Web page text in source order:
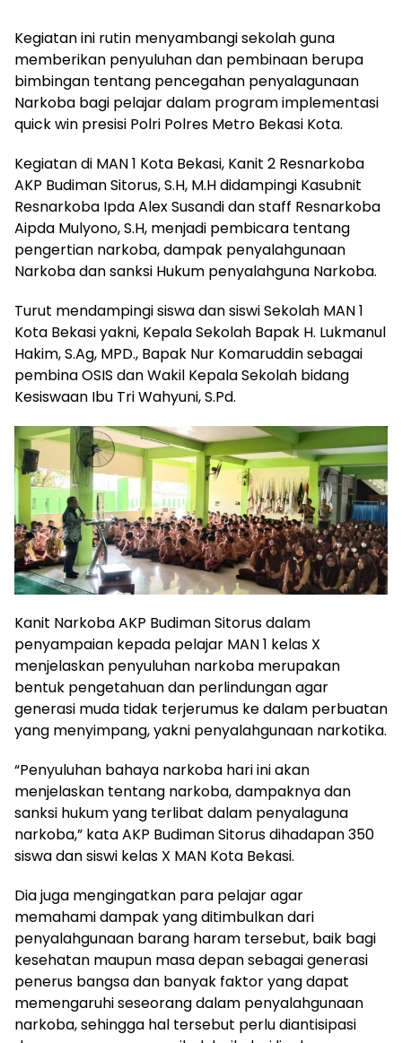
Kegiatan ini rutin menyambangi sekolah guna
memberikan penyuluhan dan pembinaan berupa
bimbingan tentang pencegahan penyalagunaan
Narkoba bagi pelajar dalam program implementasi
quick win presisi Polri Polres Metro Bekasi Kota.
Kegiatan di MAN 1 Kota Bekasi, Kanit 2 Resnarkoba
AKP Budiman Sitorus, S.H, M.H didampingi Kasubnit
Resnarkoba Ipda Alex Susandi dan staff Resnarkoba
Aipda Mulyono, S.H, menjadi pembicara tentang
pengertian narkoba, dampak penyalahgunaan
Narkoba dan sanksi Hukum penyalahguna Narkoba.
Turut mendampingi siswa dan siswi Sekolah MAN 1
Kota Bekasi yakni, Kepala Sekolah Bapak H. Lukmanul
Hakim, S.Ag, MPD., Bapak Nur Komaruddin sebagai
pembina OSIS dan Wakil Kepala Sekolah bidang
Kesiswaan Ibu Tri Wahyuni, S.Pd.
Kanit Narkoba AKP Budiman Sitorus dalam
penyampaian kepada pelajar MAN 1 kelas X
menjelaskan penyuluhan narkoba merupakan
bentuk pengetahuan dan perlindungan agar
generasi muda tidak terjerumus ke dalam perbuatan
yang menyimpang, yakni penyalahgunaan narkotika.
“Penyuluhan bahaya narkoba hari ini akan
menjelaskan tentang narkoba, dampaknya dan
sanksi hukum yang terlibat dalam penyalaguna
narkoba,” kata AKP Budiman Sitorus dihadapan 350
siswa dan siswi kelas X MAN Kota Bekasi.
Dia juga mengingatkan para pelajar agar
memahami dampak yang ditimbulkan dari
penyalahgunaan barang haram tersebut, baik bagi
kesehatan maupun masa depan sebagai generasi
penerus bangsa dan banyak faktor yang dapat
memengaruhi seseorang dalam penyalahgunaan
narkoba, sehingga hal tersebut perlu diantisipasi